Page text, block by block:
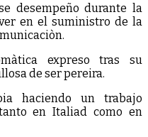
desempeño durante la
en el suministro de la
expreso tras su
de ser pereira.
haciendo un trabajo
en Italiad como en